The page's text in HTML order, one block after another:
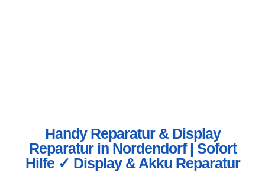
Handy Reparatur & Display
Reparatur in Nordendorf | Sofort
Hilfe ✓ Display & Akku Reparatur